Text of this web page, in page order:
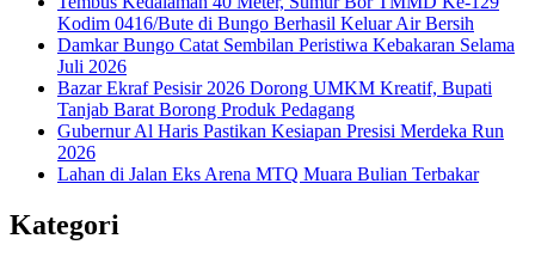
Kodim 0416/Bute di Bungo Berhasil Keluar Air Bersih
Damkar Bungo Catat Sembilan Peristiwa Kebakaran Selama
Juli 2026
Bazar Ekraf Pesisir 2026 Dorong UMKM Kreatif, Bupati
Tanjab Barat Borong Produk Pedagang
Gubernur Al Haris Pastikan Kesiapan Presisi Merdeka Run
2026
Lahan di Jalan Eks Arena MTQ Muara Bulian Terbakar
Kategori